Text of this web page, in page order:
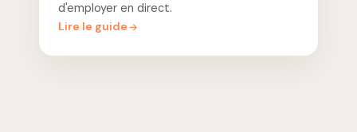
d'employer en direct.
Lire le guide